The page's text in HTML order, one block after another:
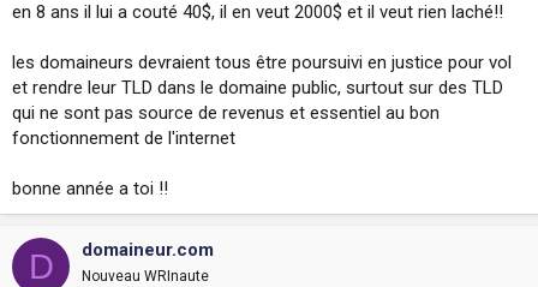
en 8 ans il lui a couté 40$, il en veut 2000$ et il veut rien laché!!
les domaineurs devraient tous être poursuivi en justice pour vol
et rendre leur TLD dans le domaine public, surtout sur des TLD
qui ne sont pas source de revenus et essentiel au bon
fonctionnement de l'internet
bonne année a toi !!
D domaineur.com
Nouveau WRInaute